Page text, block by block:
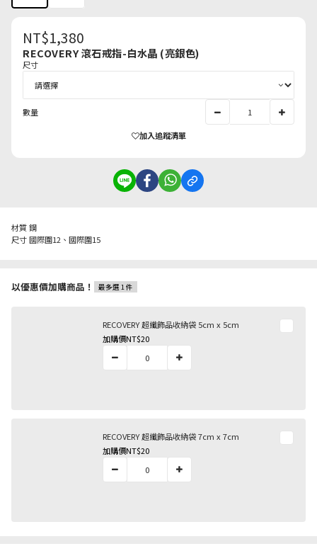
NT$1,380
RECOVERY 滾石戒指-白水晶 (亮銀色)
尺寸
數量
加入追蹤清單
材質 鋼
尺寸 國際圍12、國際圍15
以優惠價加購商品！ 最多選 1 件
RECOVERY 超纖飾品收納袋 5cm x 5cm
加購價NT$20
RECOVERY 超纖飾品收納袋 7cm x 7cm
加購價NT$20